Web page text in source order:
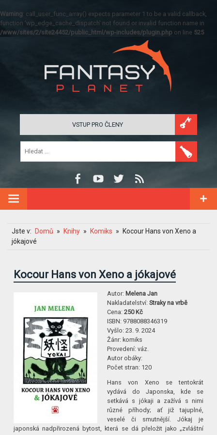
Warning: call_user_func_array() expects parameter 1 to be a valid callback,
function 'wp_edge_cache_dispatch' not found or invalid function name in
/www/sites/2/site24452/public_html/wp-includes/plugin.php on line 525
VSTUP PRO ČLENY
Jste v: Domů Knihy Komiks
Kocour Hans von Xeno a
jókajové
Kocour Hans von Xeno a jókajové
Autor:Melena Jan
Nakladatelství:Straky na vrbě
Cena:250 Kč
ISBN: 9788088346319
Vyšlo:23. 9. 2024
Žánr:komiks
Provedení:váz.
Autor obáky:
Počet stran: 120
Hans von Xeno se tentokrát
vydává do Japonska, kde se
setkává s jókaji a zažívá s nimi
různé příhody; ať již tajuplné,
veselé či smutnější. Jókaj je
japonská nadpřirozená bytost, která se dá přeložit jako „zvláštní